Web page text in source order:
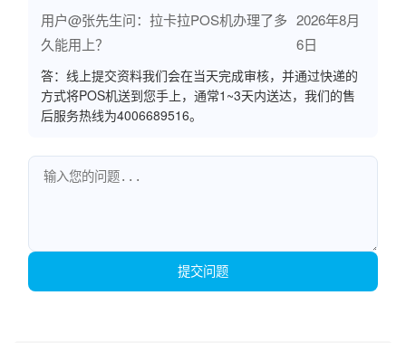
用户@张先生问：拉卡拉POS机办理了多
久能用上？
2026年8月
6日
答：线上提交资料我们会在当天完成审核，并通过快递的
方式将POS机送到您手上，通常1~3天内送达，我们的售
后服务热线为4006689516。
提交问题